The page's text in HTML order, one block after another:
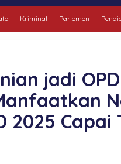
Kriminal Parlemen
jadi
2025